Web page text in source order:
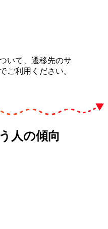
いて、遷移先のサ
ご利用ください。
人の傾向